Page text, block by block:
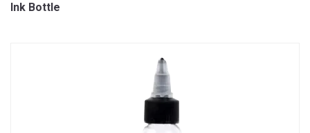
Ink Bottle